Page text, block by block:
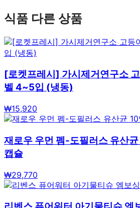
식품 다른 상품
[로켓프레시] 가시제거연구소
벨 4~5입 (냉동)
₩15,920
재로우 우먼 펨-도필러스 유산
캡슐
₩29,770